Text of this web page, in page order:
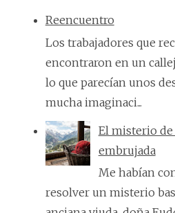
Reencuentro
Los trabajadores que
encontraron en un
lo que parecían unos
mucha imaginaci...
El misterio de
embrujada
Me habían
resolver un misterio